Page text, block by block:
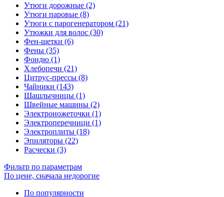
Утюги дорожные (2)
Утюги паровые (8)
Утюги с парогенератором (21)
Утюжки для волос (30)
Фен-щетки (6)
Фены (35)
Фондю (1)
Хлебопечи (21)
Цитрус-прессы (8)
Чайники (143)
Шашлычницы (1)
Швейные машины (2)
Электроножеточки (1)
Электроперечници (1)
Электроплиты (18)
Эпиляторы (22)
Расчески (3)
Фильтр по параметрам
По цене, сначала недорогие
По популярности